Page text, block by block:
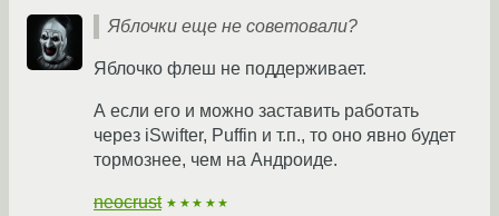
Яблочки еще не советовали?
Яблочко флеш не поддерживает.
А если его и можно заставить работать
через iSwifter, Puffin и т.п., то оно явно будет
тормознее, чем на Андроиде.
neocrust ★★★★★